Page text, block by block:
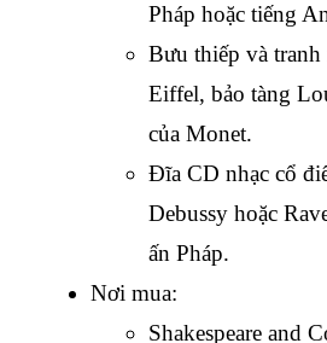
Pháp hoặc tiếng
Bưu thiếp và
Eiffel, bảo tàng
của Monet.
Đĩa CD nhạc cổ
Debussy hoặc
ấn Pháp.
Nơi mua:
Shakespeare and